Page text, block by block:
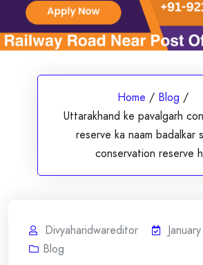
Home / Blog /
Uttarakhand ke pavalgarh
reserve ka naam badalkar
conservation reserve
Divyaharidwareditor
Blog